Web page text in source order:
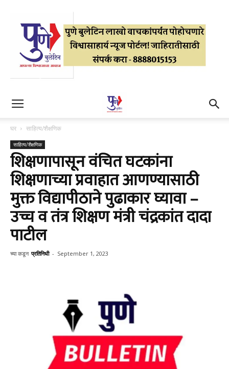
घर साहित्य/शैक्षणिक
साहित्य/शैक्षणिक
शिक्षणापासून वंचित घटकांना
शिक्षणाच्या प्रवाहात आणण्यासाठी
मुक्त विद्यापीठाने पुढाकार घ्यावा –
उच्च व तंत्र शिक्षण मंत्री चंद्रकांत दादा
पाटील
च्या कडून प्रतिनिधी - September 1, 2023